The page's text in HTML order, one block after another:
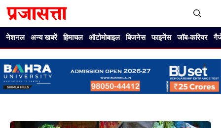
नेशनल अन्य खबरें हिमाचल ऑटोमोबाइल बिजनेस फाइनेंस जॉब-करियर